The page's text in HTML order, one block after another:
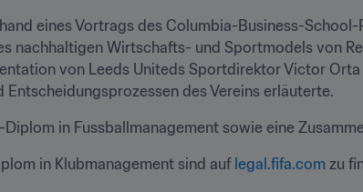
eines Vortrags des Columbia-Business-
nachhaltigen Wirtschafts- und Sportmodels von
von Leeds Uniteds Sportdirektor Victor
des Vereins erläuterte.
in Fussballmanagement sowie eine
in Klubmanagement sind auf legal.fifa.com zu